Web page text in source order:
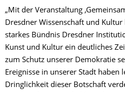
„Mit der Veranstaltung
Dresdner Wissenschaft und
starkes Bündnis Dresdner
Kunst und Kultur ein deutliches
zum Schutz unserer Demokratie
Ereignisse in unserer Stadt haben
Dringlichkeit dieser Botschaft